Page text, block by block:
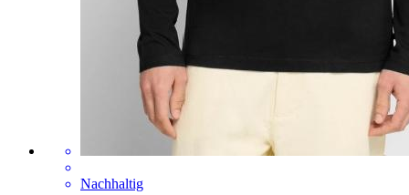
Nachhaltig